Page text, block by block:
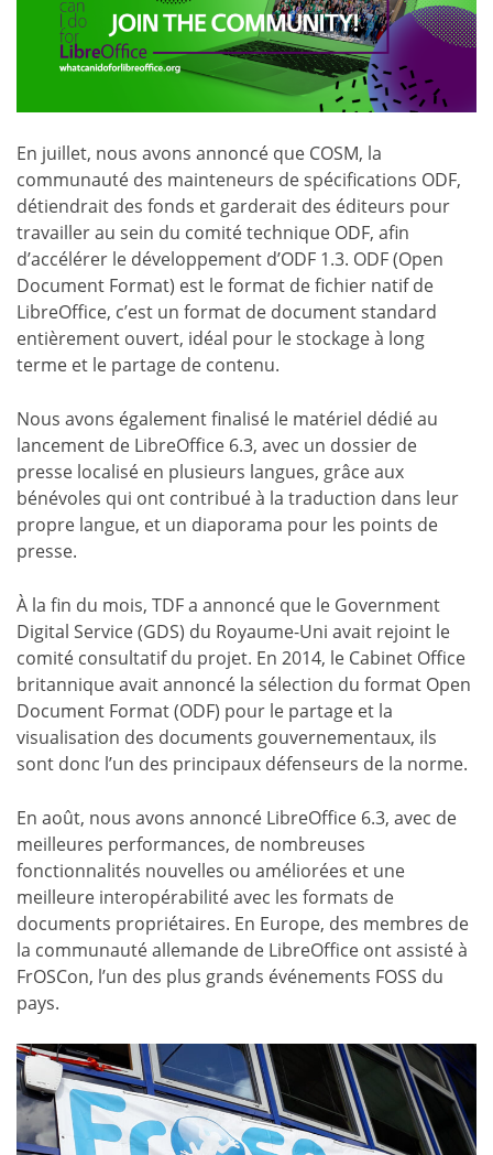
En juillet, nous avons annoncé que COSM, la
communauté des mainteneurs de spécifications ODF,
détiendrait des fonds et garderait des éditeurs pour
travailler au sein du comité technique ODF, afin
d’accélérer le développement d’ODF 1.3. ODF (Open
Document Format) est le format de fichier natif de
LibreOffice, c’est un format de document standard
entièrement ouvert, idéal pour le stockage à long
terme et le partage de contenu.
Nous avons également finalisé le matériel dédié au
lancement de LibreOffice 6.3, avec un dossier de
presse localisé en plusieurs langues, grâce aux
bénévoles qui ont contribué à la traduction dans leur
propre langue, et un diaporama pour les points de
presse.
À la fin du mois, TDF a annoncé que le Government
Digital Service (GDS) du Royaume-Uni avait rejoint le
comité consultatif du projet. En 2014, le Cabinet Office
britannique avait annoncé la sélection du format Open
Document Format (ODF) pour le partage et la
visualisation des documents gouvernementaux, ils
sont donc l’un des principaux défenseurs de la norme.
En août, nous avons annoncé LibreOffice 6.3, avec de
meilleures performances, de nombreuses
fonctionnalités nouvelles ou améliorées et une
meilleure interopérabilité avec les formats de
documents propriétaires. En Europe, des membres de
la communauté allemande de LibreOffice ont assisté à
FrOSCon, l’un des plus grands événements FOSS du
pays.